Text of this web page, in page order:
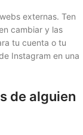
externas. Ten
cambiar y las
tu cuenta o tu
Instagram en una
de alguien